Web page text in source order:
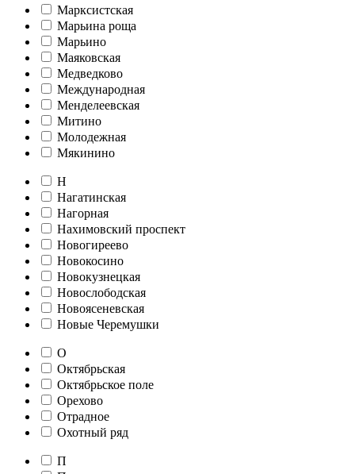
Марксистская
Марьина роща
Марьино
Маяковская
Медведково
Международная
Менделеевская
Митино
Молодежная
Мякинино
Н
Нагатинская
Нагорная
Нахимовский проспект
Новогиреево
Новокосино
Новокузнецкая
Новослободская
Новоясеневская
Новые Черемушки
О
Октябрьская
Октябрьское поле
Орехово
Отрадное
Охотный ряд
П